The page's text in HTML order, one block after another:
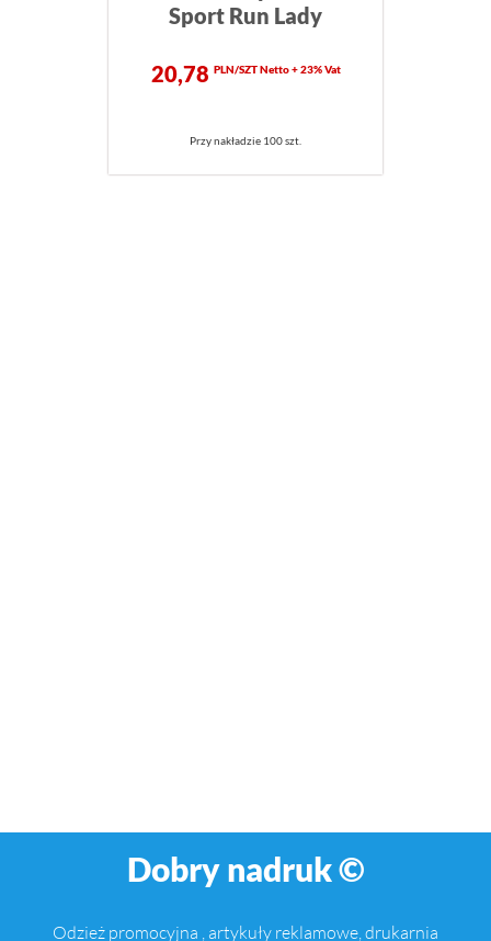
Sport Run Lady
20,78 PLN/SZT Netto + 23% Vat
Przy nakładzie 100 szt.
Dobry nadruk ©
Odzież promocyjna , artykuły reklamowe, drukarnia